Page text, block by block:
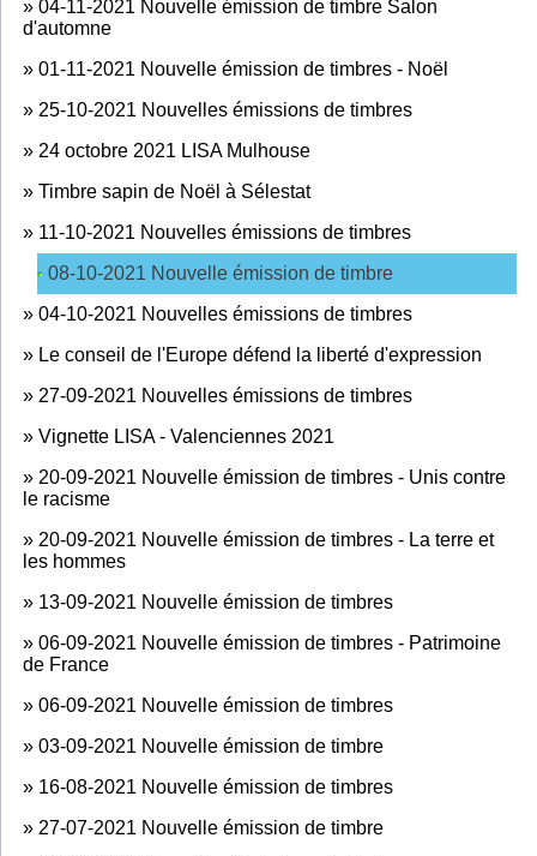
» 04-11-2021 Nouvelle émission de timbre Salon
d'automne
» 01-11-2021 Nouvelle émission de timbres - Noël
» 25-10-2021 Nouvelles émissions de timbres
» 24 octobre 2021 LISA Mulhouse
» Timbre sapin de Noël à Sélestat
» 11-10-2021 Nouvelles émissions de timbres
08-10-2021 Nouvelle émission de timbre
» 04-10-2021 Nouvelles émissions de timbres
» Le conseil de l'Europe défend la liberté d'expression
» 27-09-2021 Nouvelles émissions de timbres
» Vignette LISA - Valenciennes 2021
» 20-09-2021 Nouvelle émission de timbres - Unis contre
le racisme
» 20-09-2021 Nouvelle émission de timbres - La terre et
les hommes
» 13-09-2021 Nouvelle émission de timbres
» 06-09-2021 Nouvelle émission de timbres - Patrimoine
de France
» 06-09-2021 Nouvelle émission de timbres
» 03-09-2021 Nouvelle émission de timbre
» 16-08-2021 Nouvelle émission de timbres
» 27-07-2021 Nouvelle émission de timbre